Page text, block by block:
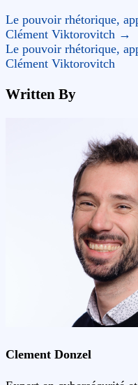
Le pouvoir rhétorique,
Clément Viktorovitch →
Le pouvoir rhétorique,
Clément Viktorovitch
Written By
Clement Donzel